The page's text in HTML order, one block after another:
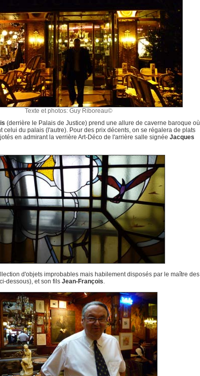
Texte et photos: Guy Riboreau©
(derrière le Palais de Justice) prend une allure de caverne baroque où
celui du palais (l'autre). Pour des prix décents, on se régalera de plats
en admirant la verrière Art-Déco de l'arrière salle signée Jacques
d'objets improbables mais habilement disposés par le maître des
dessous), et son fils Jean-François.